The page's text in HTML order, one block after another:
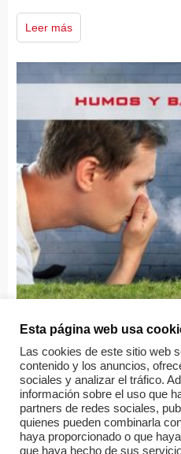
Leer más
Sin categorizar
Molestias por humos en las
Leer más
Esta página web usa
Las cookies de este sitio web
contenido y los anuncios,
sociales y analizar el tráfico.
información sobre el uso que
partners de redes sociales,
quienes pueden combinarla
haya proporcionado o que
que haya hecho de sus